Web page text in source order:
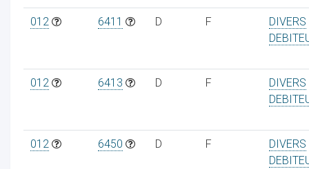
012 6411 D F
DIVERS
012 6413 D F
DIVERS
012 6450 D F
DIVERS